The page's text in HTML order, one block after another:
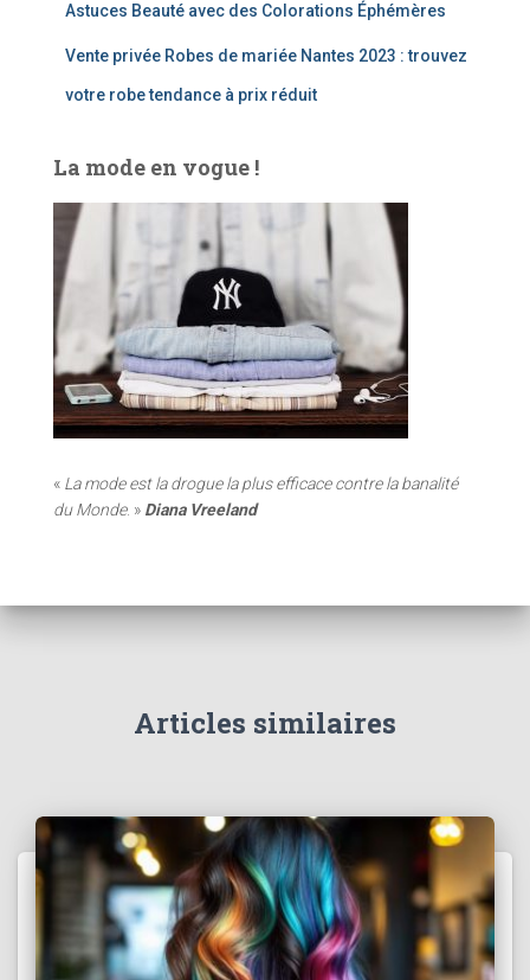
Astuces Beauté avec des Colorations Éphémères
Vente privée Robes de mariée Nantes 2023 : trouvez
votre robe tendance à prix réduit
La mode en vogue !
« La mode est la drogue la plus efficace contre la banalité
du Monde. » Diana Vreeland
Articles similaires